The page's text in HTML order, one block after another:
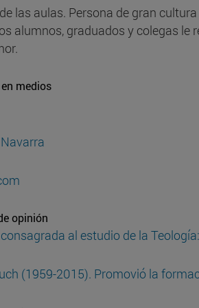
las aulas. Persona de gran
alumnos, graduados y colegas
medios
opinión
al estudio de la
(1959-2015). Promovió la